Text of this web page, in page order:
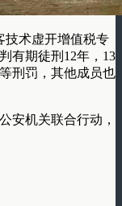
技术虚开增值税专
有期徒刑12年，13
刑罚，其他成员也
安机关联合行动，